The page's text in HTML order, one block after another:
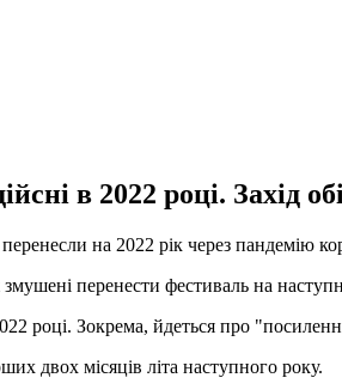
в 2022 році. Захід
на 2022 рік через пандемію
перенести фестиваль на
році. Зокрема, йдеться про
двох місяців літа наступного року.